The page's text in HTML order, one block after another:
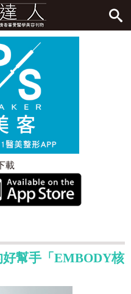
載
幫手「EMBODY核